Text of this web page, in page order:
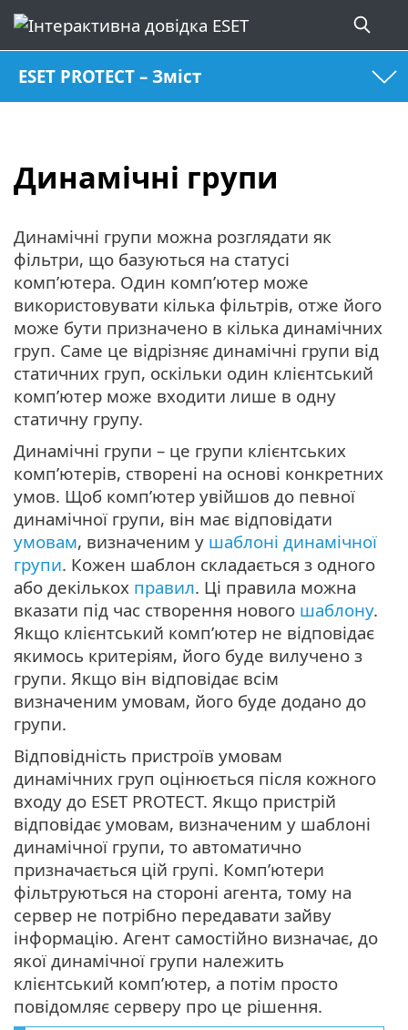
ESET PROTECT – Зміст
Динамічні групи
Динамічні групи можна розглядати як
фільтри, що базуються на статусі
комп’ютера. Один комп’ютер може
використовувати кілька фільтрів, отже його
може бути призначено в кілька динамічних
груп. Саме це відрізняє динамічні групи від
статичних груп, оскільки один клієнтський
комп’ютер може входити лише в одну
статичну групу.
Динамічні групи – це групи клієнтських
комп’ютерів, створені на основі конкретних
умов. Щоб комп’ютер увійшов до певної
динамічної групи, він має відповідати
умовам, визначеним у шаблоні динамічної
групи. Кожен шаблон складається з одного
або декількох правил. Ці правила можна
вказати під час створення нового шаблону.
Якщо клієнтський комп’ютер не відповідає
якимось критеріям, його буде вилучено з
групи. Якщо він відповідає всім
визначеним умовам, його буде додано до
групи.
Відповідність пристроїв умовам
динамічних груп оцінюється після кожного
входу до ESET PROTECT. Якщо пристрій
відповідає умовам, визначеним у шаблоні
динамічної групи, то автоматично
призначається цій групі. Комп’ютери
фільтруються на стороні агента, тому на
сервер не потрібно передавати зайву
інформацію. Агент самостійно визначає, до
якої динамічної групи належить
клієнтський комп’ютер, а потім просто
повідомляє серверу про це рішення.